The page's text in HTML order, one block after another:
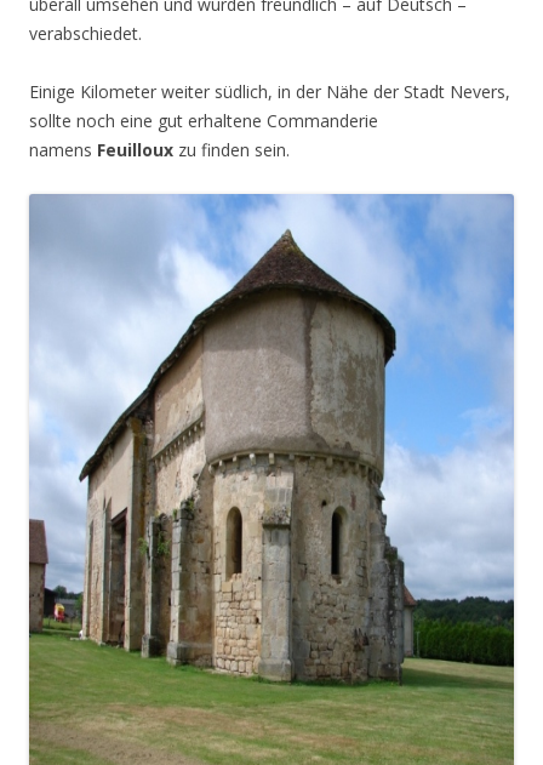
überall umsehen und wurden freundlich – auf Deutsch –
verabschiedet.
Einige Kilometer weiter südlich, in der Nähe der Stadt Nevers,
sollte noch eine gut erhaltene Commanderie
namens Feuilloux zu finden sein.